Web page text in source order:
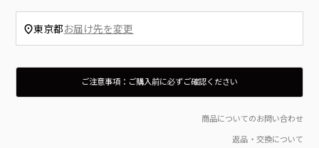
東京都お届け先を変更
ご注意事項：ご購入前に必ずご確認ください
入荷時点でボックス（外箱）にダメージやマーキング等がある場合がございます。ご理解、ご了承のうえご購入をお願いいたします。
箱のダメージ、製品タグの付属を理由とする返品は、往復の送料及び代引き支払いの場合はその手数料をお客様にご負担いただきます。
当店では在庫管理システムにより複数のオンライン店舗の在庫を共有しております。
ご注文の殺到や検品時の不良品発覚など、在庫管理につきましては徹底して行ってはおりますが、 お客様のご注文のタイミングにより商品のご用意が出来ない場合がございます。
通常2〜5日程度でのお届けとなりすが、 商品の在庫状況により発送までにお時間を頂戴する場合がございます。
商品の色味はディスプレイの関係上、実際の商品の色と若干異なって見える場合がございます、予めご了承ください。
当店では環境に考慮したSDGsの観点から「お買上げ明細書」の同封はしておりません。「明細書・領収書」をご希望の場合は備考欄へ「明細書・領収書の有無」をご記載のうえご注文ください。
商品配送後、当店に事前連絡無く故意に受け取りを辞退した場合や 長期不在、住所変更等により当店へ商品が到着した場合、もしくは再注文時その様な前歴が有る場合は 当店規定による、送料＋事務手数料を頂戴致します。（一律1,500円）
This product is not returnable or replaceable unless defective.
商品についてのお問い合わせ
返品・交換について